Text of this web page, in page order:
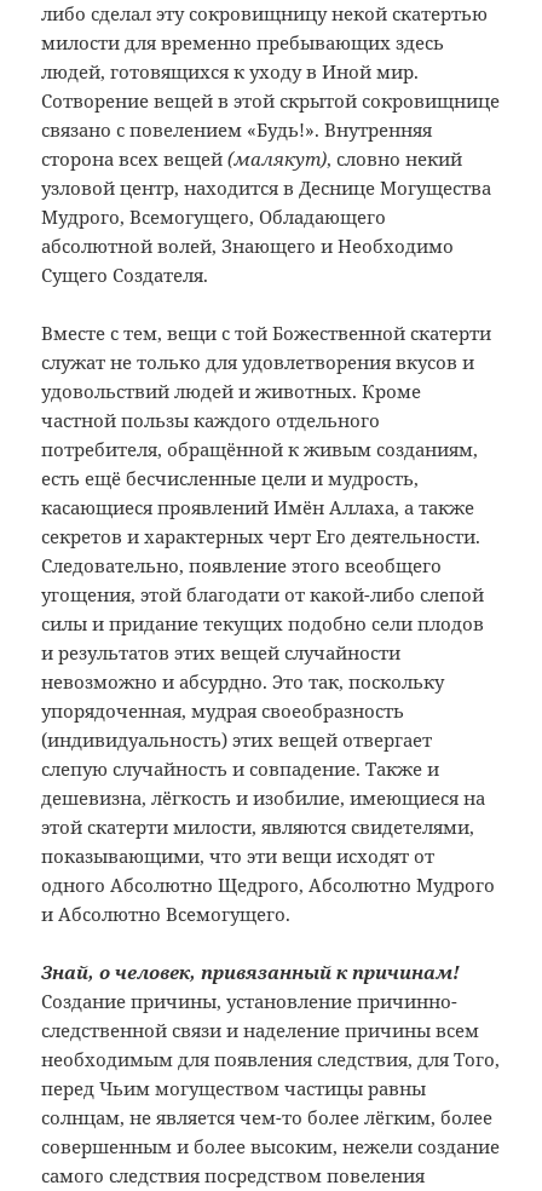
либо сделал эту сокровищницу некой скатертью
милости для временно пребывающих здесь
людей, готовящихся к уходу в Иной мир.
Сотворение вещей в этой скрытой сокровищнице
связано с повелением «Будь!». Внутренняя
сторона всех вещей(малякут), словно некий
узловой центр, находится в Деснице Могущества
Мудрого, Всемогущего, Обладающего
абсолютной волей, Знающего и Необходимо
Сущего Создателя.
Вместе с тем, вещи с той Божественной скатерти
служат не только для удовлетворения вкусов и
удовольствий людей и животных. Кроме
частной пользы каждого отдельного
потребителя, обращённой к живым созданиям,
есть ещё бесчисленные цели и мудрость,
касающиеся проявлений Имён Аллаха, а также
секретов и характерных черт Его деятельности.
Следовательно, появление этого всеобщего
угощения, этой благодати от какой-либо слепой
силы и придание текущих подобно сели плодов
и результатов этих вещей случайности
невозможно и абсурдно. Это так, поскольку
упорядоченная, мудрая своеобразность
(индивидуальность) этих вещей отвергает
слепую случайность и совпадение. Также и
дешевизна, лёгкость и изобилие, имеющиеся на
этой скатерти милости, являются свидетелями,
показывающими, что эти вещи исходят от
одного Абсолютно Щедрого, Абсолютно Мудрого
и Абсолютно Всемогущего.
Знай, о человек, привязанный к причинам!
Создание причины, установление причинно-
следственной связи и наделение причины всем
необходимым для появления следствия, для Того,
перед Чьим могуществом частицы равны
солнцам, не является чем-то более лёгким, более
совершенным и более высоким, нежели создание
самого следствия посредством повеления